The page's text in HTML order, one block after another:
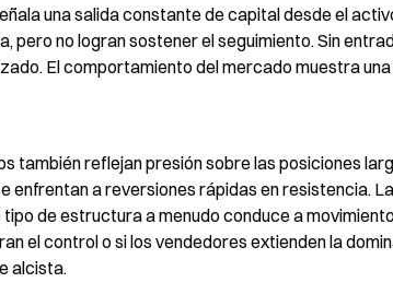
una salida constante de capital desde el
pero no logran sostener el seguimiento. Sin
El comportamiento del mercado muestra
también reflejan presión sobre las posiciones
enfrentan a reversiones rápidas en resistencia.
de estructura a menudo conduce a
el control o si los vendedores extienden la
alcista.